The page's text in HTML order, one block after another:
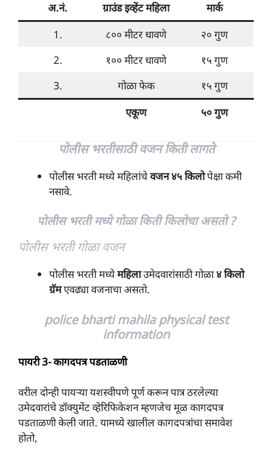
अ.नं. ग्राउंड इव्हेंट महिला
मार्क
1.
८०० मीटर धावणे
२० गुण
2.
१०० मीटर धावणे
१५ गुण
3.
गोळा फेक
१५ गुण
एकूण
५० गुण
पोलीस भरतीसाठी वजन किती लागते
पोलीस भरती मध्ये महिलांचेवजन ४५ किलोपेक्षा कमी
नसावे.
पोलीस भरती मध्ये गोळा किती किलोचा असतो ?
पोलीस भरती गोळा वजन
पोलीस भरती मध्येमहिलाउमेदवारांसाठी गोळा४ किलो
ग्रॅमएवढ्या वजनाचा असतो.
police bharti mahila physical test
information
पायरी 3- कागदपत्र पडताळणी
वरील दोन्ही पायऱ्या यशस्वीपणे पूर्ण करून पात्र ठरलेल्या
उमेदवारांचे डॉक्युमेंट व्हेरिफिकेशन म्हणजेच मूळ कागदपत्र
पडताळणी केली जाते. यामध्ये खालील कागदपत्रांचा समावेश
होतो,